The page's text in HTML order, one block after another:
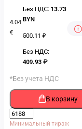
4.04
€
Без НДС: 13.73
BYN
500.11 ₽
Без НДС:
409.93 ₽
*Без учета НДС
В корзину
Минимальный тираж